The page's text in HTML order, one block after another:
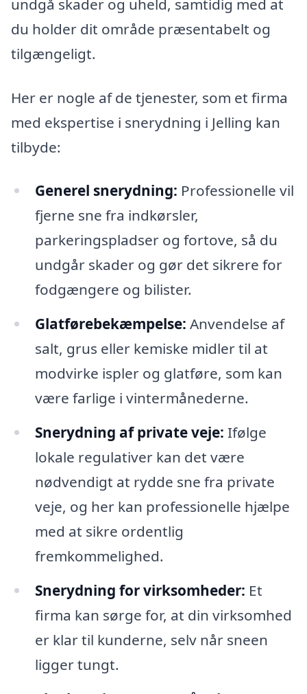
undgå skader og uheld, samtidig med at
du holder dit område præsentabelt og
tilgængeligt.
Her er nogle af de tjenester, som et firma
med ekspertise i snerydning i Jelling kan
tilbyde:
Generel snerydning: Professionelle vil
fjerne sne fra indkørsler,
parkeringspladser og fortove, så du
undgår skader og gør det sikrere for
fodgængere og bilister.
Glatførebekæmpelse: Anvendelse af
salt, grus eller kemiske midler til at
modvirke ispler og glatføre, som kan
være farlige i vintermånederne.
Snerydning af private veje: Ifølge
lokale regulativer kan det være
nødvendigt at rydde sne fra private
veje, og her kan professionelle hjælpe
med at sikre ordentlig
fremkommelighed.
Snerydning for virksomheder: Et
firma kan sørge for, at din virksomhed
er klar til kunderne, selv når sneen
ligger tungt.